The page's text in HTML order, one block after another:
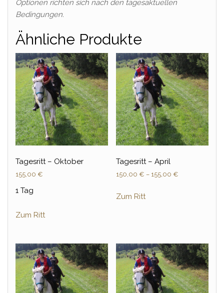
Optionen richten sich nach den tagesaktuellen
Bedingungen.
Ähnliche Produkte
Tagesritt – Oktober
155,00 €
1 Tag
Zum Ritt
Tagesritt – April
150,00 € – 155,00 €
Zum Ritt